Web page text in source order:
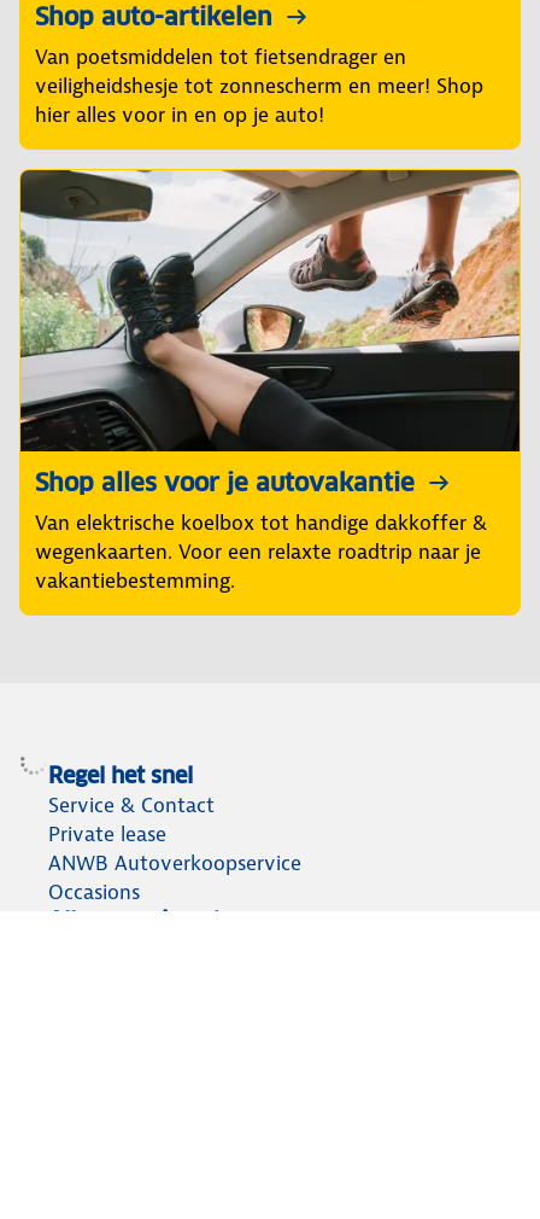
Shop auto-artikelen
Van poetsmiddelen tot fietsendrager en
veiligheidshesje tot zonnescherm en meer! Shop
hier alles voor in en op je auto!
Shop alles voor je autovakantie
Van elektrische koelbox tot handige dakkoffer &
wegenkaarten. Voor een relaxte roadtrip naar je
vakantiebestemming.
Regel het snel
Service & Contact
Private lease
ANWB Autoverkoopservice
Occasions
Alles voor je auto